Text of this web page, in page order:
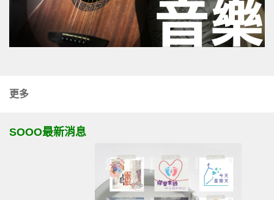
更多
SOOO最新消息